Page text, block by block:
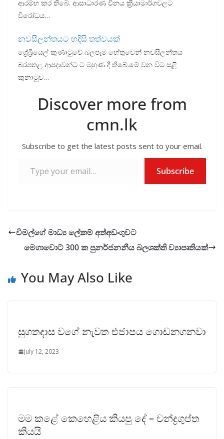
ආරම්භ කර තිබේ. ආසාධාරණ විනය ක්‍රියාමාර්ගවලට
විරෝධය…
නවසීලන්තයට හදිසි තත්වයක්
ග්‍රේබ්‍රියෙල් කුණාටුවේ බලපෑම හේතුවෙන් නවසීලන්තය
බරපතළ ආපදාවන්ට ට මුහුණ දී තිබේ.මේ වන විට සුළි
කුනාටුව…
Discover more from
cmn.lk
Subscribe to get the latest posts sent to your email.
Subscribe
විමල්ගේ මාධ්‍ය ලේකම් අත්අඩංගුවට
මෙගාවොට් 300 ක පුනර්ජනනීය බලශක්ති ව්‍යාපෘතියක්
You May Also Like
සුගතදාස වගේ නැවත එජාපය ගොඩනගනවා
July 12, 2023
මම කළේ කෙහෙළිය කියපු දේ – චන්ද්‍රගුප්ත
කියයි